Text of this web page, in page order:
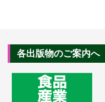
各出版物のご案内へ